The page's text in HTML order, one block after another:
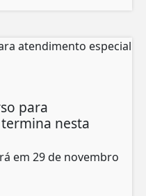
para
nesta
em 29 de novembro